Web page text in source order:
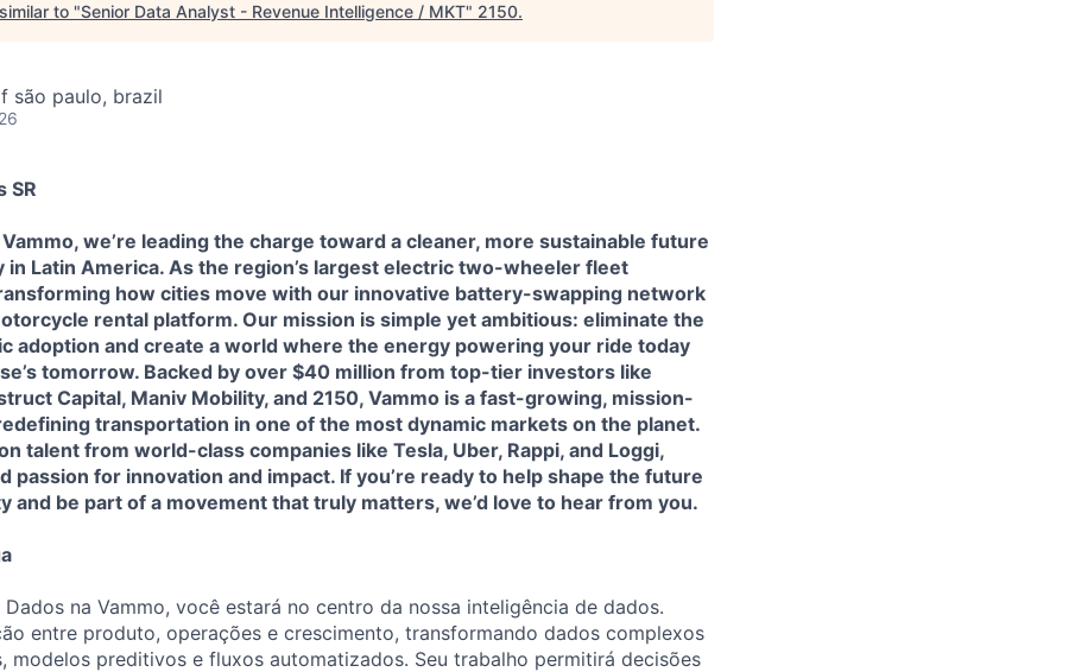
to "Senior Data Analyst - Revenue Intelligence / MKT" 2150.
são paulo, brazil
SR
we’re leading the charge toward a cleaner, more sustainable future
in Latin America. As the region’s largest electric two-wheeler fleet
how cities move with our innovative battery-swapping network
rental platform. Our mission is simple yet ambitious: eliminate the
adoption and create a world where the energy powering your ride today
tomorrow. Backed by over $40 million from top-tier investors like
Capital, Maniv Mobility, and 2150, Vammo is a fast-growing, mission-
transportation in one of the most dynamic markets on the planet.
talent from world-class companies like Tesla, Uber, Rappi, and Loggi,
passion for innovation and impact. If you’re ready to help shape the future
and be part of a movement that truly matters, we’d love to hear from you.
na Vammo, você estará no centro da nossa inteligência de dados.
entre produto, operações e crescimento, transformando dados complexos
modelos preditivos e fluxos automatizados. Seu trabalho permitirá decisões